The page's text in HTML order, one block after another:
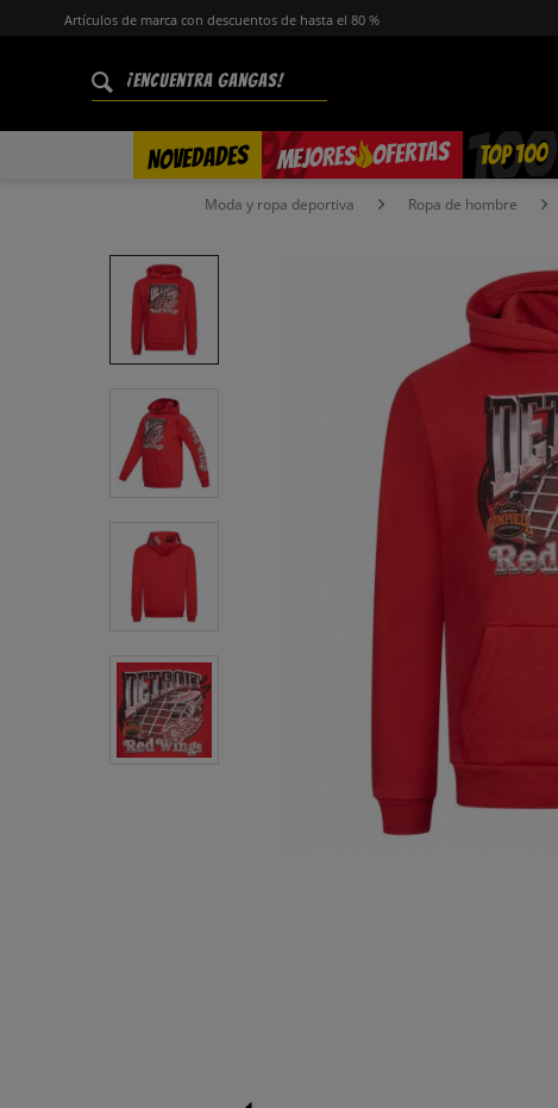
Artículos de marca con descuentos de hasta el 80 %
NOVEDADES MEJORES OFERTAS
% TOP 100
Moda y ropa deportiva Ropa de hombre